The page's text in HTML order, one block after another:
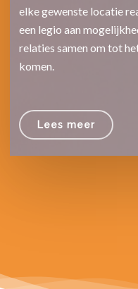
elke gewenste locatie
een legio aan
relaties samen om tot
komen.
Lees meer